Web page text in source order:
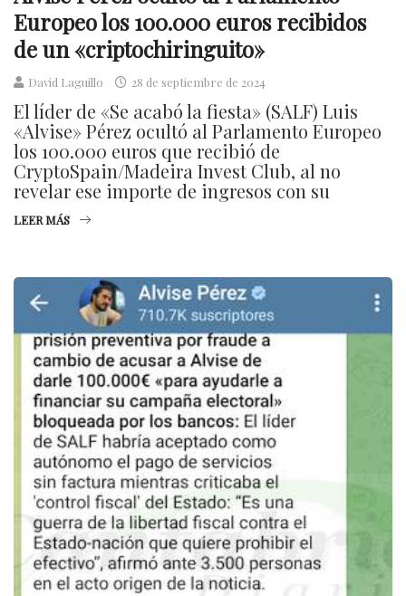
Europeo los 100.000 euros recibidos
de un «criptochiringuito»
David Laguillo 28 de septiembre de 2024
El líder de «Se acabó la fiesta» (SALF) Luis
«Alvise» Pérez ocultó al Parlamento Europeo
los 100.000 euros que recibió de
CryptoSpain/Madeira Invest Club, al no
revelar ese importe de ingresos con su
LEER MÁS